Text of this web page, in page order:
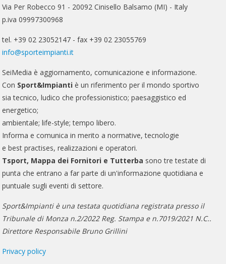
Via Per Robecco 91 - 20092 Cinisello Balsamo (MI) - Italy
p.iva 09997300968
tel. +39 02 23052147 - fax +39 02 23055769
info@sporteimpianti.it
SeiMedia è aggiornamento, comunicazione e informazione.
Con Sport&Impianti è un riferimento per il mondo sportivo
sia tecnico, ludico che professionistico; paesaggistico ed
energetico;
ambientale; life-style; tempo libero.
Informa e comunica in merito a normative, tecnologie
e best practises, realizzazioni e operatori.
Tsport, Mappa dei Fornitori e Tutterba sono tre testate di
punta che entrano a far parte di un'informazione quotidiana e
puntuale sugli eventi di settore.
Sport&Impianti è una testata quotidiana registrata presso il
Tribunale di Monza n.2/2022 Reg. Stampa e n.7019/2021 N.C..
Direttore Responsabile Bruno Grillini
Privacy policy